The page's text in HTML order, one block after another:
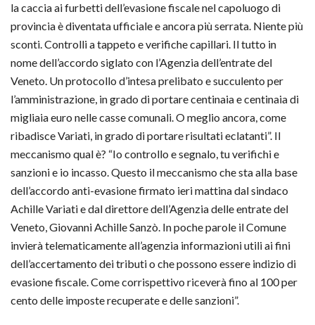
la caccia ai furbetti dell’evasione fiscale nel capoluogo di
provincia è diventata ufficiale e ancora più serrata. Niente più
sconti. Controlli a tappeto e verifiche capillari. Il tutto in
nome dell’accordo siglato con l’Agenzia dell’entrate del
Veneto. Un protocollo d’intesa prelibato e succulento per
l’amministrazione, in grado di portare centinaia e centinaia di
migliaia euro nelle casse comunali. O meglio ancora, come
ribadisce Variati, in grado di portare risultati eclatanti”. Il
meccanismo qual è? “Io controllo e segnalo, tu verifichi e
sanzioni e io incasso. Questo il meccanismo che sta alla base
dell’accordo anti-evasione firmato ieri mattina dal sindaco
Achille Variati e dal direttore dell’Agenzia delle entrate del
Veneto, Giovanni Achille Sanzò. In poche parole il Comune
invierà telematicamente all’agenzia informazioni utili ai fini
dell’accertamento dei tributi o che possono essere indizio di
evasione fiscale. Come corrispettivo riceverà fino al 100 per
cento delle imposte recuperate e delle sanzioni”.